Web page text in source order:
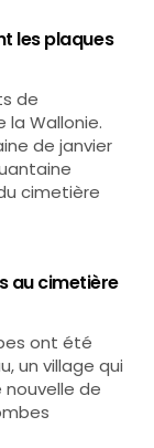
les plaques
de
la Wallonie.
de janvier
cimetière
au cimetière
ont été
un village qui
de